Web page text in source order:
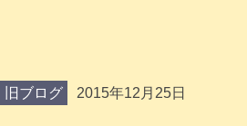
旧ブログ 2015年12月25日